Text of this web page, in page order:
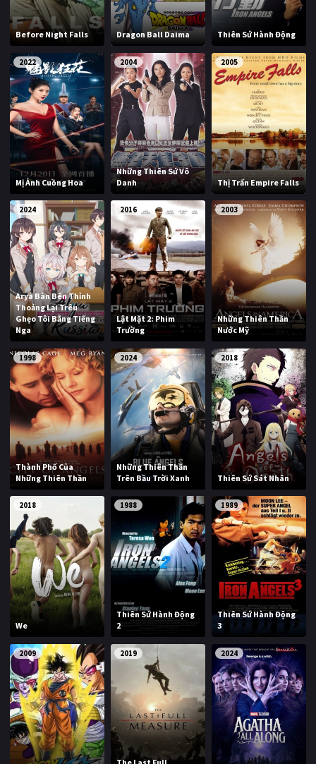
Before Night Falls Dragon Ball Daima Thiên Sứ Hành Động
2022
Mị Ảnh Cuồng Hoa
2004
Những Thiên Sứ Vô
Danh
2005
Thị Trấn Empire Falls
2024
Arya Bàn Bên Thỉnh
Thoảng Lại Trêu
Ghẹo Tôi Bằng Tiếng
Nga
2016
Lật Mặt 2: Phim
Trường
2003
Những Thiên Thần
Nước Mỹ
1998
Thành Phố Của
Những Thiên Thần
2024
Những Thiên Thần
Trên Bầu Trời Xanh
2018
Thiên Sứ Sát Nhân
2018
We
1988
Thiên Sứ Hành Động
2
1989
Thiên Sứ Hành Động
3
2009 2019 2024